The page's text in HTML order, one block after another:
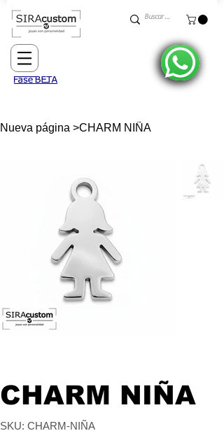
Nueva página >CHARM NIÑA
CHARM NIÑA
SKU: SKU
CHARM-NIÑA